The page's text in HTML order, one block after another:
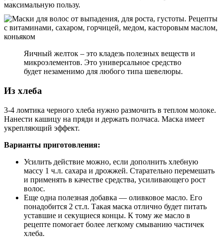
максимальную пользу.
Яичный желток – это кладезь полезных веществ и
микроэлементов. Это универсальное средство
будет незаменимо для любого типа шевелюры.
Из хлеба
3-4 ломтика черного хлеба нужно размочить в теплом молоке.
Нанести кашицу на пряди и держать полчаса. Маска имеет
укрепляющий эффект.
Варианты приготовления:
Усилить действие можно, если дополнить хлебную
массу 1 ч.л. сахара и дрожжей. Старательно перемешать
и применять в качестве средства, усиливающего рост
волос.
Еще одна полезная добавка — оливковое масло. Его
понадобится 2 ст.л. Такая маска отлично будет питать
уставшие и секущиеся концы. К тому же масло в
рецепте помогает более легкому смыванию частичек
хлеба.